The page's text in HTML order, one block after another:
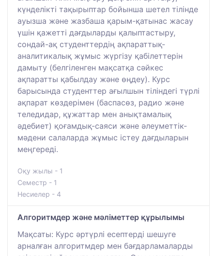
күнделікті тақырыптар бойынша шетел тілінде
ауызша және жазбаша қарым-қатынас жасау
үшін қажетті дағдыларды қалыптастыру,
сондай-ақ студенттердің ақпараттық-
аналитикалық жұмыс жүргізу қабілеттерін
дамыту (белгіленген мақсатқа сәйкес
ақпаратты қабылдау және өңдеу). Курс
барысында студенттер ағылшын тіліндегі түрлі
ақпарат көздерімен (баспасөз, радио және
теледидар, құжаттар мен анықтамалық
әдебиет) қоғамдық-саяси және әлеуметтік-
мәдени салаларда жұмыс істеу дағдыларын
меңгереді.
Оқу жылы - 1
Семестр - 1
Несиелер - 4
Алгоритмдер және мәліметтер құрылымы
Мақсаты: Курс әртүрлі есептерді шешуге
арналған алгоритмдер мен бағдарламаларды